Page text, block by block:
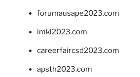
forumausape2023.com
imkl2023.com
careerfaircsd2023.com
apsth2023.com